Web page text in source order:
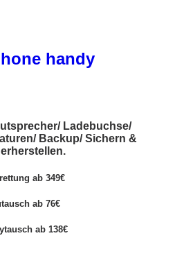
handy
Ladebuchse/
Backup/ Sichern &
ab 349€
ab 76€
ab 138€